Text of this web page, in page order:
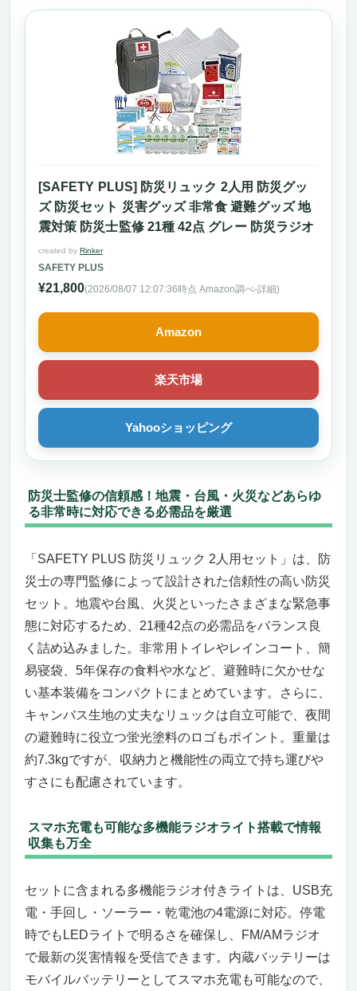
[SAFETY PLUS] 防災リュック 2人用 防災グッ
ズ 防災セット 災害グッズ 非常食 避難グッズ 地
震対策 防災士監修 21種 42点 グレー 防災ラジオ
created by Rinker
SAFETY PLUS
¥21,800(2026/08/07 12:07:36時点 Amazon調べ-詳細)
Amazon
楽天市場
Yahooショッピング
防災士監修の信頼感！地震・台風・火災などあらゆ
る非常時に対応できる必需品を厳選
「SAFETY PLUS 防災リュック 2人用セット」は、防
災士の専門監修によって設計された信頼性の高い防災
セット。地震や台風、火災といったさまざまな緊急事
態に対応するため、21種42点の必需品をバランス良
く詰め込みました。非常用トイレやレインコート、簡
易寝袋、5年保存の食料や水など、避難時に欠かせな
い基本装備をコンパクトにまとめています。さらに、
キャンバス生地の丈夫なリュックは自立可能で、夜間
の避難時に役立つ蛍光塗料のロゴもポイント。重量は
約7.3kgですが、収納力と機能性の両立で持ち運びや
すさにも配慮されています。
スマホ充電も可能な多機能ラジオライト搭載で情報
収集も万全
セットに含まれる多機能ラジオ付きライトは、USB充
電・手回し・ソーラー・乾電池の4電源に対応。停電
時でもLEDライトで明るさを確保し、FM/AMラジオ
で最新の災害情報を受信できます。内蔵バッテリーは
モバイルバッテリーとしてスマホ充電も可能なので、